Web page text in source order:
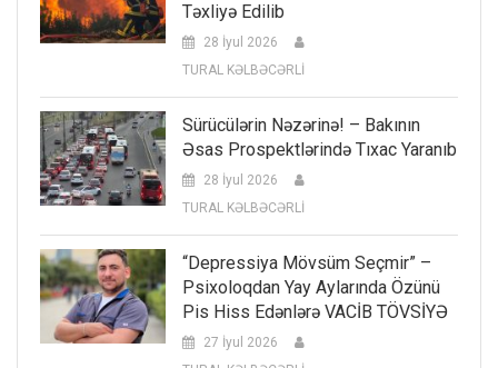
Təxliyə Edilib
28 İyul 2026
TURAL KƏLBƏCƏRLİ
Sürücülərin Nəzərinə! – Bakının
Əsas Prospektlərində Tıxac Yaranıb
28 İyul 2026
TURAL KƏLBƏCƏRLİ
“Depressiya Mövsüm Seçmir” –
Psixoloqdan Yay Aylarında Özünü
Pis Hiss Edənlərə VACİB TÖVSİYƏ
27 İyul 2026